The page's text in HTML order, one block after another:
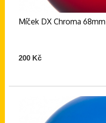
Míček DX Chroma 68mm
200 Kč